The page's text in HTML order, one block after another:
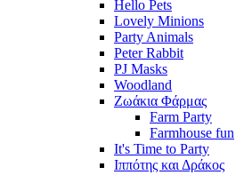
Hello Pets
Lovely Minions
Party Animals
Peter Rabbit
PJ Masks
Woodland
Ζωάκια Φάρμας
Farm Party
Farmhouse fun
It's Time to Party
Ιππότης και Δράκος